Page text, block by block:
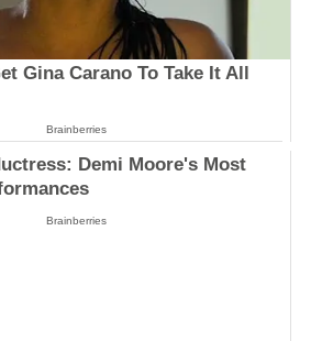
Gina Carano To Take It All
Brainberries
Demi Moore's Most
Brainberries